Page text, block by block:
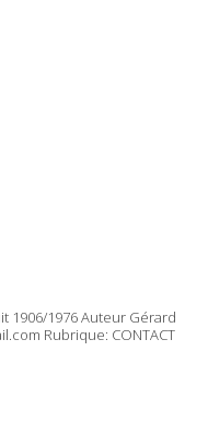
1906/1976 Auteur Gérard
Rubrique: CONTACT